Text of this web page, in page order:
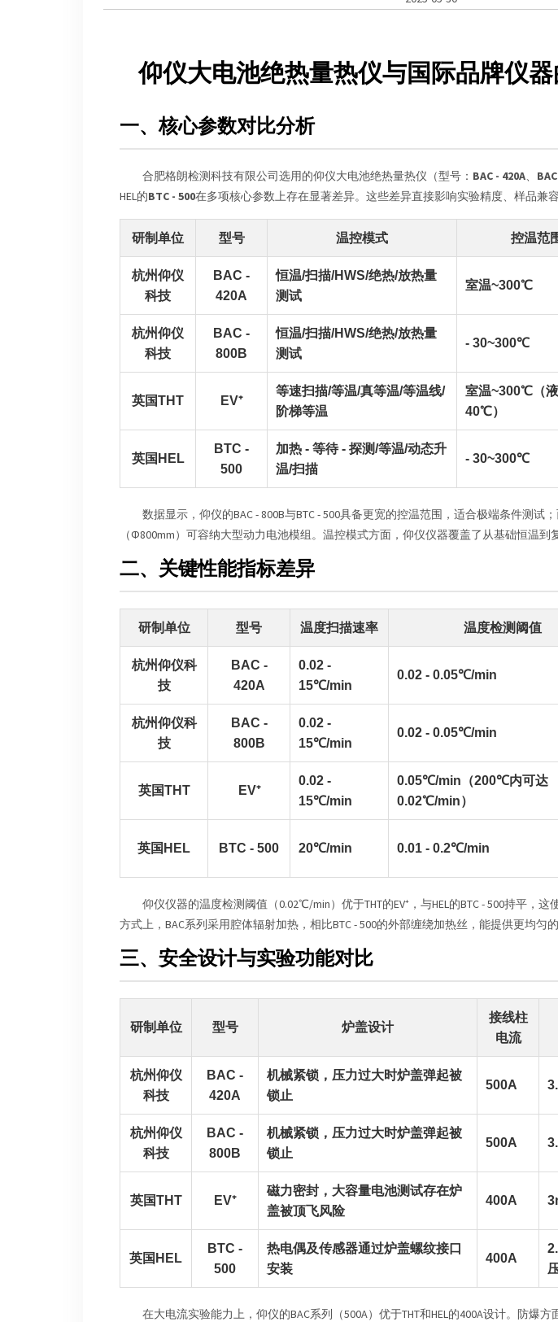
仰仪大电池绝热量热仪与国际品牌仪
一、核心参数对比分析
合肥格朗检测科技有限公司选用的仰仪大电池绝热量热仪（型号： BAC - 420A、
HEL的BTC - 500在多项核心参数上存在显著差异。这些差异直接影响实验精度、样品兼容
研制单位 型号 温控模式 控温范
杭州仰仪
科技
BAC -
420A
恒温/扫描/HWS/绝热/放热量
测试
室温~300℃
杭州仰仪
科技
BAC -
800B
恒温/扫描/HWS/绝热/放热量
测试
- 30~300℃
英国THT EV⁺
等速扫描/等温/真等温/等温线/
阶梯等温
室温~300℃（
40℃）
英国HEL
BTC -
500
加热 - 等待 - 探测/等温/动态升
温/扫描
- 30~300℃
数据显示，仰仪的BAC - 800B与BTC - 500具备更宽的控温范围，适合极端条件测试
（Φ800mm）可容纳大型动力电池模组。温控模式方面，仰仪仪器覆盖了从基础恒温到
二、关键性能指标差异
研制单位 型号 温度扫描速率 温度检测阈值
杭州仰仪科
技
BAC -
420A
0.02 -
15℃/min
0.02 - 0.05℃/min
杭州仰仪科
技
BAC -
800B
0.02 -
15℃/min
0.02 - 0.05℃/min
英国THT EV⁺
0.02 -
15℃/min
0.05℃/min（200℃内可达
0.02℃/min）
英国HEL BTC - 500 20℃/min 0.01 - 0.2℃/min
仰仪仪器的温度检测阈值（0.02℃/min）优于THT的EV⁺，与HEL的BTC - 500持平，
方式上，BAC系列采用腔体辐射加热，相比BTC - 500的外部缠绕加热丝，能提供更均匀
三、安全设计与实验功能对比
研制单位 型号 炉盖设计
接线柱
电流
杭州仰仪
科技
BAC -
420A
机械紧锁，压力过大时炉盖弹起被
锁止
500A
杭州仰仪
科技
BAC -
800B
机械紧锁，压力过大时炉盖弹起被
锁止
500A
英国THT EV⁺
磁力密封，大容量电池测试存在炉
盖被顶飞风险
400A
英国HEL
BTC -
500
热电偶及传感器通过炉盖螺纹接口
安装
400A
在大电流实验能力上，仰仪的BAC系列（500A）优于THT和HEL的400A设计。防爆